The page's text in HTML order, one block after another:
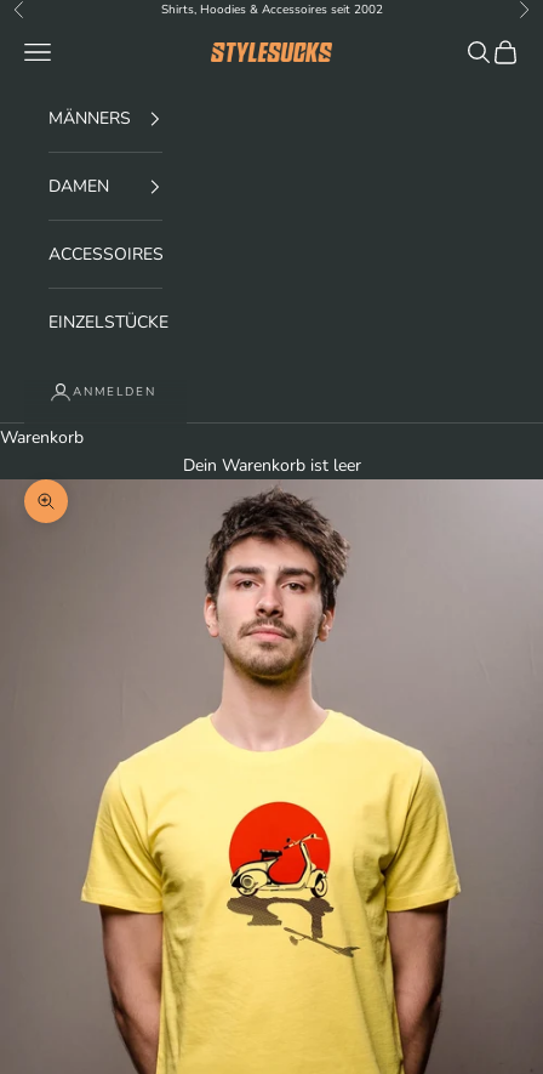
Zum Inhalt springen
Zurück Shirts, Hoodies & Accessoires seit 2002 Vor
stylesucks
Menü Suchen
MÄNNERS
DAMEN
ACCESSOIRES
EINZELSTÜCKE
ANMELDEN
Warenkorb
Dein Warenkorb ist leer
Bild vergrößern